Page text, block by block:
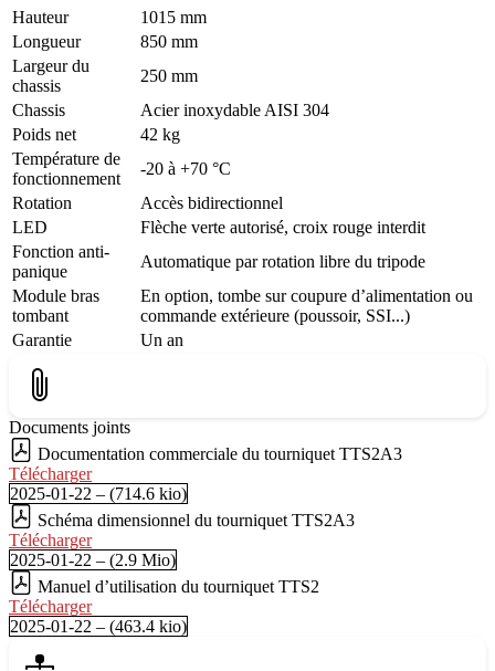
Hauteur
1015 mm
Longueur
850 mm
Largeur du
chassis
250 mm
Chassis
Acier inoxydable AISI 304
Poids net
42 kg
Température de
fonctionnement
-20 à +70 °C
Rotation
Accès bidirectionnel
LED
Flèche verte autorisé, croix rouge interdit
Fonction anti-
panique
Automatique par rotation libre du tripode
Module bras
tombant
En option, tombe sur coupure d’alimentation ou
commande extérieure (poussoir, SSI...)
Garantie
Un an
Documents joints
Documentation commerciale du tourniquet TTS2A3
Télécharger
2025-01-22 – (714.6 kio)
Schéma dimensionnel du tourniquet TTS2A3
Télécharger
2025-01-22 – (2.9 Mio)
Manuel d’utilisation du tourniquet TTS2
Télécharger
2025-01-22 – (463.4 kio)